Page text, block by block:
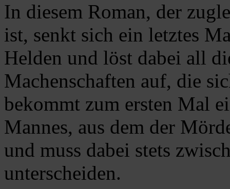
In diesem Roman, der
ist, senkt sich ein letztes
Helden und löst dabei all
Machenschaften auf, die
bekommt zum ersten Mal
Mannes, aus dem der
und muss dabei stets
unterscheiden.